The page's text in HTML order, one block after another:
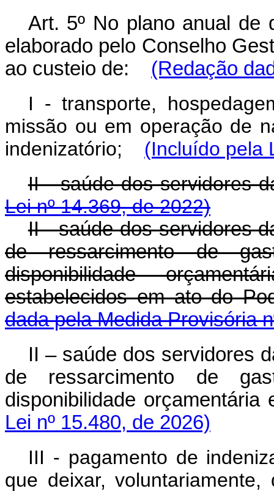
Art. 5º No plano anual de
elaborado pelo Conselho
ao custeio de: (Redação
I - transporte,
missão ou em operação de
indenizatório;
(Incluído pela
II - saúde dos servidores
Lei nº 14.369, de 2022)
II - saúde dos servidores
de ressarcimento de
disponibilidade
estabelecidos em ato do
dada pela Medida Provisória
II – saúde dos servidores
de ressarcimento de
disponibilidade orçamentária
Lei nº 15.480, de 2026)
III - pagamento de
que deixar,